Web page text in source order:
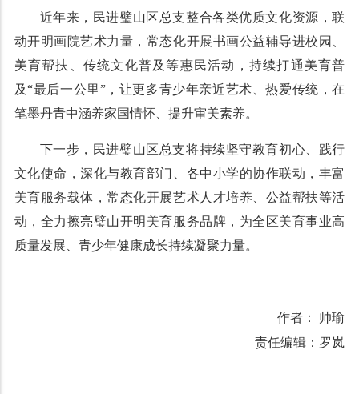
近年来，民进璧山区总支整合各类优质文化资源，联
动开明画院艺术力量，常态化开展书画公益辅导进校园、
美育帮扶、传统文化普及等惠民活动，持续打通美育普
及“最后一公里”，让更多青少年亲近艺术、热爱传统，在
笔墨丹青中涵养家国情怀、提升审美素养。
下一步，民进璧山区总支将持续坚守教育初心、践行
文化使命，深化与教育部门、各中小学的协作联动，丰富
美育服务载体，常态化开展艺术人才培养、公益帮扶等活
动，全力擦亮璧山开明美育服务品牌，为全区美育事业高
质量发展、青少年健康成长持续凝聚力量。
作者： 帅瑜
责任编辑：罗岚